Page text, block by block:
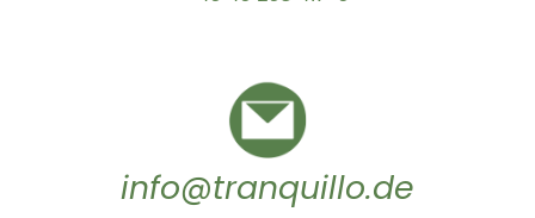
info@tranquillo.de